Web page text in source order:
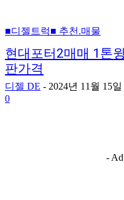
■디젤트럭■ 추천.매물
현대포터2매매 1톤
판가격
디젤 DE - 2024년 11월 15일
0
-